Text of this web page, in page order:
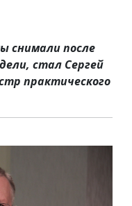
снимали после
стал Сергей
практического